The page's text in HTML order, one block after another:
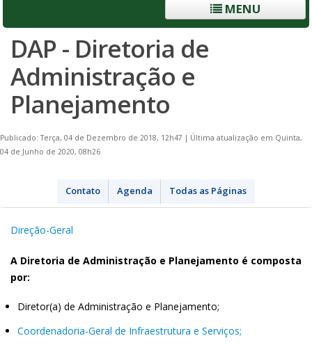
MENU
DAP - Diretoria de
Administração e
Planejamento
Publicado: Terça, 04 de Dezembro de 2018, 12h47 | Última atualização em Quinta,
04 de Junho de 2020, 08h26
Contato Agenda Todas as Páginas
Direção-Geral
A Diretoria de Administração e Planejamento é composta
por:
Diretor(a) de Administração e Planejamento;
Coordenadoria-Geral de Infraestrutura e Serviços;